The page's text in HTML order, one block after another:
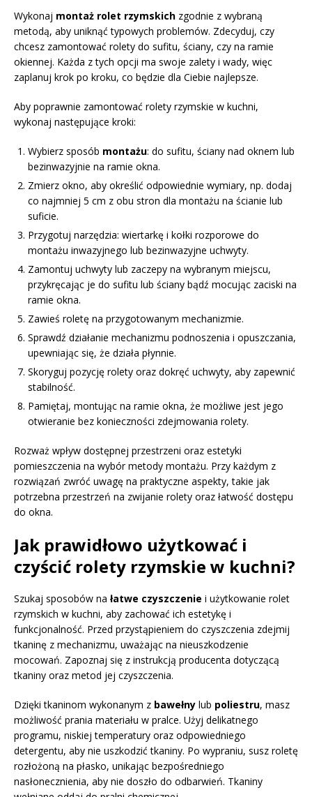
Wykonaj montaż rolet rzymskich zgodnie z wybraną
metodą, aby uniknąć typowych problemów. Zdecyduj, czy
chcesz zamontować rolety do sufitu, ściany, czy na ramie
okiennej. Każda z tych opcji ma swoje zalety i wady, więc
zaplanuj krok po kroku, co będzie dla Ciebie najlepsze.
Aby poprawnie zamontować rolety rzymskie w kuchni,
wykonaj następujące kroki:
Wybierz sposób montażu: do sufitu, ściany nad oknem lub
bezinwazyjnie na ramie okna.
Zmierz okno, aby określić odpowiednie wymiary, np. dodaj
co najmniej 5 cm z obu stron dla montażu na ścianie lub
suficie.
Przygotuj narzędzia: wiertarkę i kołki rozporowe do
montażu inwazyjnego lub bezinwazyjne uchwyty.
Zamontuj uchwyty lub zaczepy na wybranym miejscu,
przykręcając je do sufitu lub ściany bądź mocując zaciski na
ramie okna.
Zawieś roletę na przygotowanym mechanizmie.
Sprawdź działanie mechanizmu podnoszenia i opuszczania,
upewniając się, że działa płynnie.
Skoryguj pozycję rolety oraz dokręć uchwyty, aby zapewnić
stabilność.
Pamiętaj, montując na ramie okna, że możliwe jest jego
otwieranie bez konieczności zdejmowania rolety.
Rozważ wpływ dostępnej przestrzeni oraz estetyki
pomieszczenia na wybór metody montażu. Przy każdym z
rozwiązań zwróć uwagę na praktyczne aspekty, takie jak
potrzebna przestrzeń na zwijanie rolety oraz łatwość dostępu
do okna.
Jak prawidłowo użytkować i
czyścić rolety rzymskie w kuchni?
Szukaj sposobów na łatwe czyszczenie i użytkowanie rolet
rzymskich w kuchni, aby zachować ich estetykę i
funkcjonalność. Przed przystąpieniem do czyszczenia zdejmij
tkaninę z mechanizmu, uważając na nieuszkodzenie
mocowań. Zapoznaj się z instrukcją producenta dotyczącą
tkaniny oraz metod jej czyszczenia.
Dzięki tkaninom wykonanym z bawełny lub poliestru, masz
możliwość prania materiału w pralce. Użyj delikatnego
programu, niskiej temperatury oraz odpowiedniego
detergentu, aby nie uszkodzić tkaniny. Po wypraniu, susz roletę
rozłożoną na płasko, unikając bezpośredniego
nasłonecznienia, aby nie doszło do odbarwień. Tkaniny